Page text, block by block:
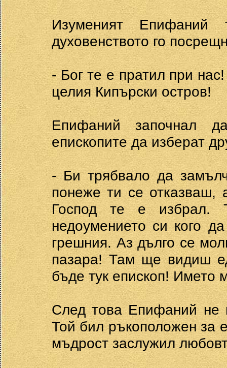
Изуменият
духовенството го
- Бог те е пратил при
целия Кипърски остров!
Епифаний започнал
епископите да изберат
- Би трябвало да
понеже ти се
Господ те е избрал.
недоумението си кого
грешния. Аз дълго се
пазара! Там ще видиш
бъде тук епископ! Името
След това Епифаний не
Той бил ръкоположен за
мъдрост заслужил